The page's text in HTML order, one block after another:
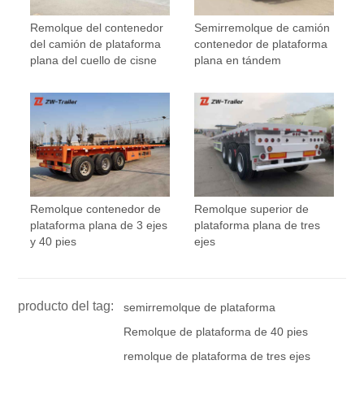
Remolque del contenedor
del camión de plataforma
plana del cuello de cisne
Semirremolque de camión
contenedor de plataforma
plana en tándem
Remolque contenedor de
plataforma plana de 3 ejes
y 40 pies
Remolque superior de
plataforma plana de tres
ejes
producto del tag:
semirremolque de plataforma
Remolque de plataforma de 40 pies
remolque de plataforma de tres ejes